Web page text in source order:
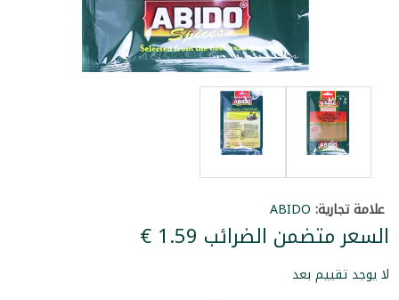
علامة تجارية: ABIDO
السعر متضمن الضرائب ‏1.59 €
لا يوجد تقييم بعد